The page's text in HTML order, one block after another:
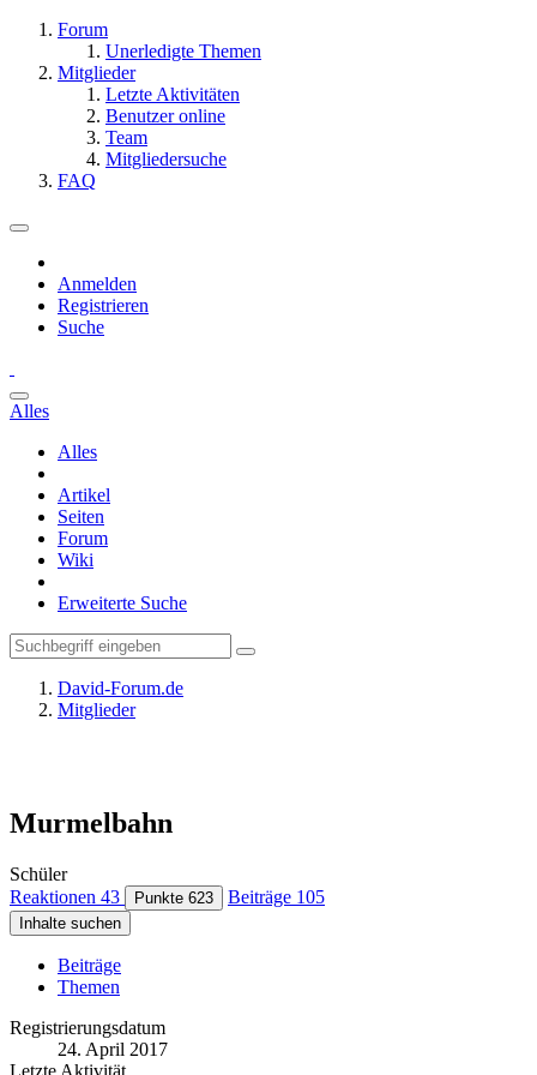
Forum
Unerledigte Themen
Mitglieder
Letzte Aktivitäten
Benutzer online
Team
Mitgliedersuche
FAQ
Anmelden
Registrieren
Suche
Alles
Alles
Artikel
Seiten
Forum
Wiki
Erweiterte Suche
David-Forum.de
Mitglieder
Murmelbahn
Schüler
Reaktionen 43 Punkte 623 Beiträge 105
Inhalte suchen
Beiträge
Themen
Registrierungsdatum
24. April 2017
Letzte Aktivität